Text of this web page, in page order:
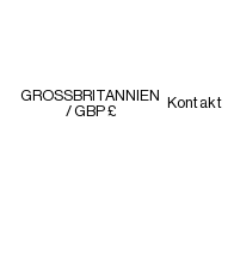
GROSSBRITANNIEN
/ GBP £
Kontakt